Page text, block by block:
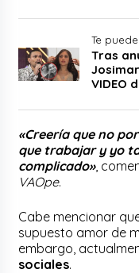
Te
Tras
Josimar
VIDEO
«Creería que no
que trabajar y yo
complicado»,
VAOpe.
Cabe mencionar
supuesto amor de
embargo,
sociales.